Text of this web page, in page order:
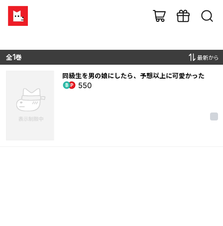
全1巻 最新から
同級生を男の娘にしたら、予想以上に可愛かった
550